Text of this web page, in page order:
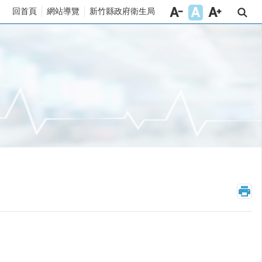
回首頁 網站導覽 新竹縣政府衛生局
_